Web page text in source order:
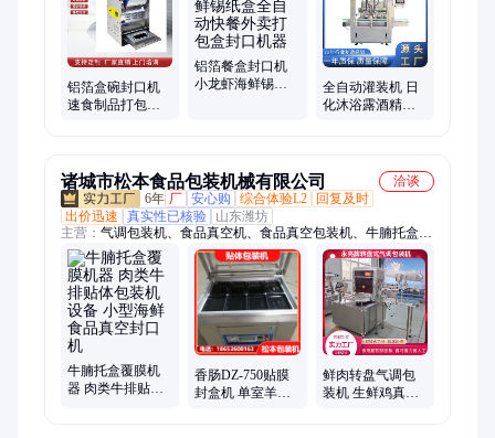
铝箔盒碗封口机
速食制品打包箔
铝箔餐盒封口机
小龙虾海鲜锡纸
全自动灌装机 日
化沐浴露酒精双
诸城市松本食品包装机械有限公司
洽谈
6年 厂 安心购 综合体验L2
回复及时
出价迅速
真实性已核验
山东潍坊
主营： 气调包装机、食品真空机、食品真空包装机、牛腩托盒覆
膜机器、连续真空包装机、滚动真空包装机
牛腩托盒覆膜机
器 肉类牛排贴体
香肠DZ-750贴膜
封盒机 单室羊肉
鲜肉转盘气调包
装机 生鲜鸡真空